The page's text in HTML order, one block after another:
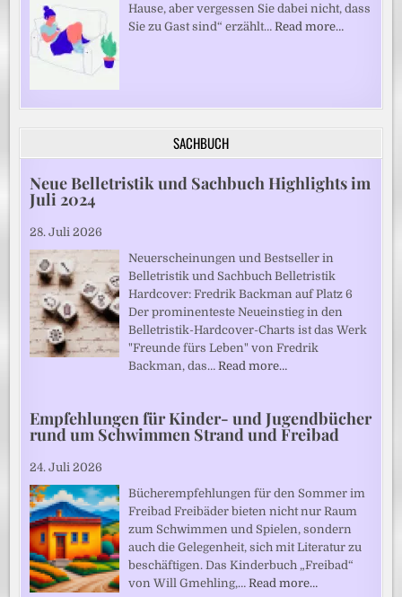
Hause, aber vergessen Sie dabei nicht, dass
Sie zu Gast sind“ erzählt…Read more…
SACHBUCH
Neue Belletristik und Sachbuch Highlights im
Juli 2024
28. Juli 2026
Neuerscheinungen und Bestseller in
Belletristik und Sachbuch Belletristik
Hardcover: Fredrik Backman auf Platz 6
Der prominenteste Neueinstieg in den
Belletristik-Hardcover-Charts ist das Werk
"Freunde fürs Leben" von Fredrik
Backman, das…Read more…
Empfehlungen für Kinder- und Jugendbücher
rund um Schwimmen Strand und Freibad
24. Juli 2026
Bücherempfehlungen für den Sommer im
Freibad Freibäder bieten nicht nur Raum
zum Schwimmen und Spielen, sondern
auch die Gelegenheit, sich mit Literatur zu
beschäftigen. Das Kinderbuch „Freibad“
von Will Gmehling,…Read more…